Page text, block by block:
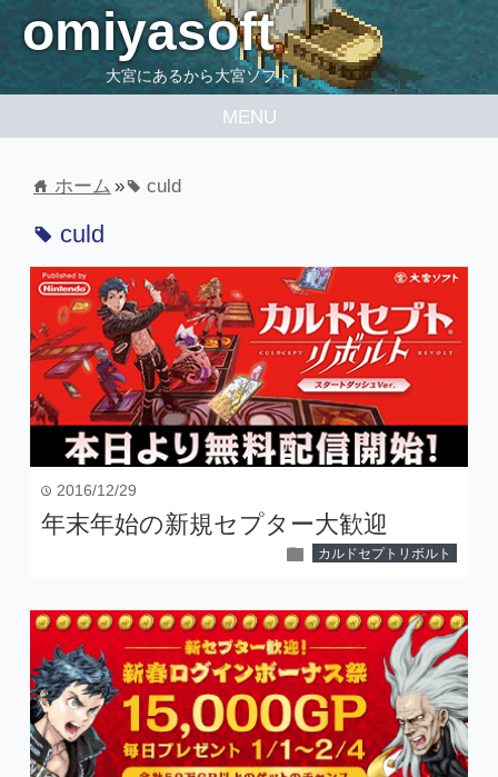
omiyasoft
大宮にあるから大宮ソフト
MENU
home ホーム »tag culd
tag culd
time 2016/12/29
年末年始の新規セプター大歓迎
folder カルドセプトリボルト